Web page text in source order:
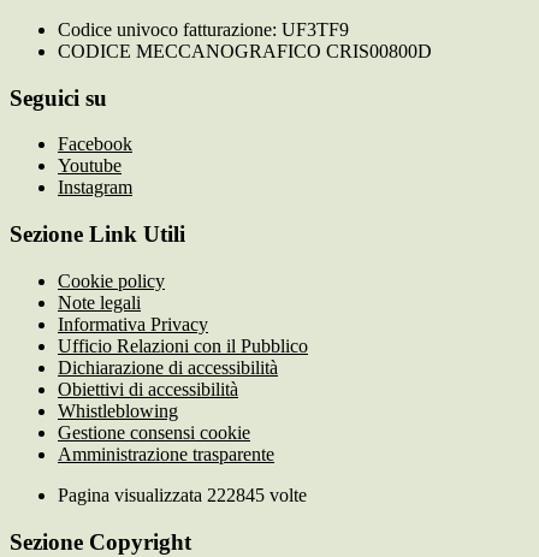
Codice univoco fatturazione: UF3TF9
CODICE MECCANOGRAFICO CRIS00800D
Seguici su
Facebook
Youtube
Instagram
Sezione Link Utili
Cookie policy
Note legali
Informativa Privacy
Ufficio Relazioni con il Pubblico
Dichiarazione di accessibilità
Obiettivi di accessibilità
Whistleblowing
Gestione consensi cookie
Amministrazione trasparente
Pagina visualizzata 222845 volte
Sezione Copyright